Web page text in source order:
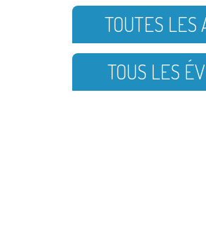
TOUTES LES
TOUS LES